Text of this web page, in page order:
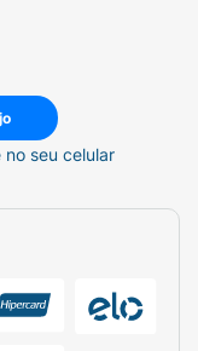
seu celular